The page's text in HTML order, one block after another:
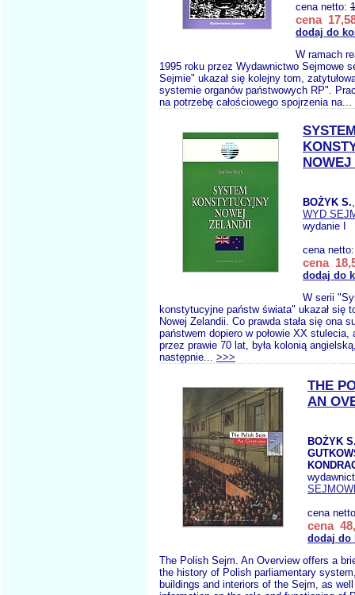
cena netto:
cena
dodaj do
W ramach
1995 roku przez Wydawnictwo Sejmowe
Sejmie" ukazał się kolejny tom,
systemie organów państwowych RP".
na potrzebę całościowego spojrzenia na...
BOŻYK S.
WYD
wydanie I
cena
cena
dodaj do
W serii
konstytucyjne państw świata" ukazał się
Nowej Zelandii. Co prawda stała się ona
państwem dopiero w połowie XX stulecia,
przez prawie 70 lat, była kolonią
następnie... >>>
THE
AN
BOŻYK
cena
cena
dodaj do
The Polish Sejm. An Overview offers a
the history of Polish parliamentary
buildings and interiors of the Sejm, as